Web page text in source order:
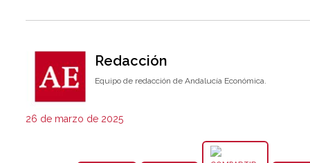
Redacción
Equipo de redacción de Andalucía Económica.
26 de marzo de 2025